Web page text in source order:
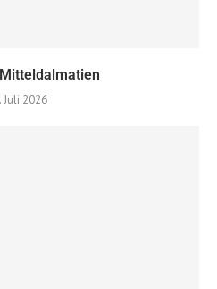
Juli 2026